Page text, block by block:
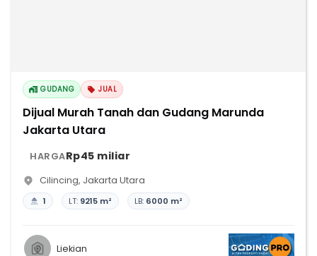
GUDANG JUAL
Dijual Murah Tanah dan Gudang Marunda
Jakarta Utara
HARGARp45 miliar
Cilincing, Jakarta Utara
1 LT: 9215 m² LB: 6000 m²
Liekian